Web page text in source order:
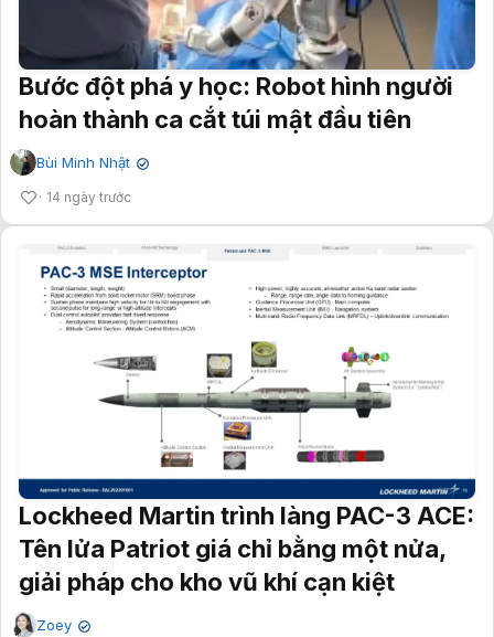
Bước đột phá y học: Robot hình người
hoàn thành ca cắt túi mật đầu tiên
Bùi Minh Nhật ✔
14 ngày trước
Lockheed Martin trình làng PAC-3 ACE:
Tên lửa Patriot giá chỉ bằng một nửa,
giải pháp cho kho vũ khí cạn kiệt
Zoey ✔